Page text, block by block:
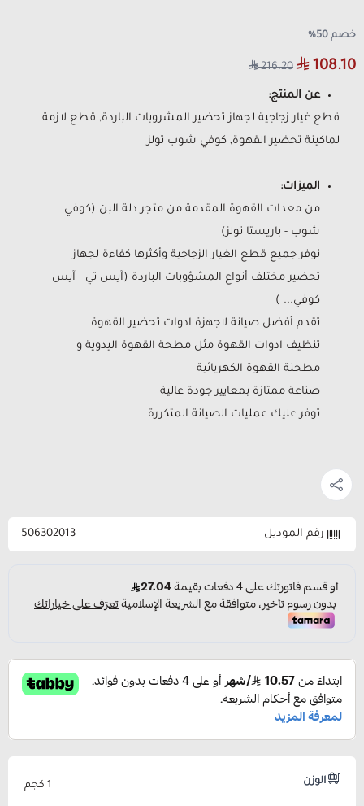
خصم 50%
108.10
216.20
عن المنتج:
قطع غيار زجاجية لجهاز تحضير المشروبات الباردة, قطع لازمة
لماكينة تحضير القهوة, كوفي شوب تولز
الميزات:
من معدات القهوة المقدمة من متجر دلة البن (كوفي
شوب - باريستا تولز)
نوفر جميع قطع الغيار الزجاجية وأكثرها كفاءة لجهاز
تحضير مختلف أنواع المشؤوبات الباردة (آيس تي - آيس
كوفي... )
تقدم أفضل صيانة لاجهزة ادوات تحضير القهوة
تنظيف ادوات القهوة مثل مطحة القهوة اليدوية و
مطحنة القهوة الكهربائية
صناعة ممتازة بمعايير جودة عالية
توفر عليك عمليات الصيانة المتكررة
رقم الموديل 506302013
الوزن 1 كجم